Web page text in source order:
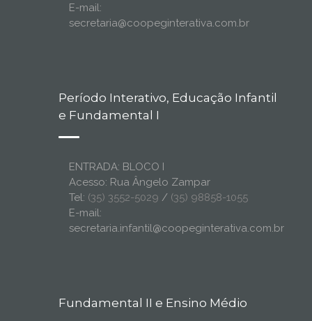
E-mail:
secretaria@coopeginterativa.com.br
Período Interativo, Educação Infantil
e Fundamental I
ENTRADA: BLOCO I
Acesso: Rua Ângelo Zampar
Tel: (35) 3552-5029 / (35) 98858-1055
E-mail:
secretaria.infantil@coopeginterativa.com.br
Fundamental II e Ensino Médio